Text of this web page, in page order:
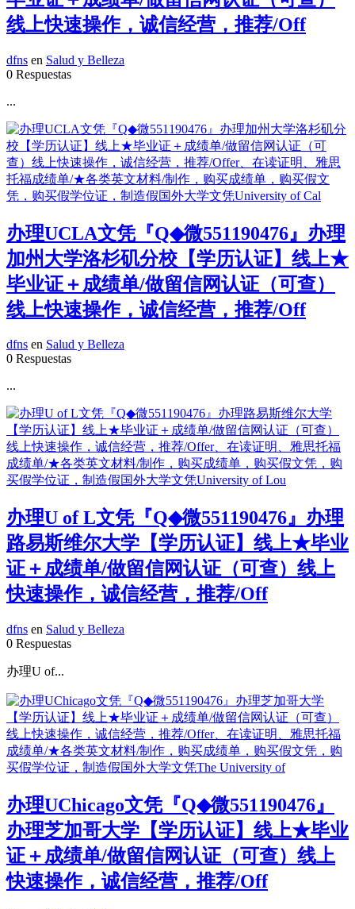
线上快速操作，诚信经营，推荐/Off
dfns en Salud y Belleza
0 Respuestas
...
办理UCLA文凭『Q◆微551190476』办理
加州大学洛杉矶分校【学历认证】线上★
毕业证＋成绩单/做留信网认证（可查）
线上快速操作，诚信经营，推荐/Off
dfns en Salud y Belleza
0 Respuestas
...
办理U of L文凭『Q◆微551190476』办理
路易斯维尔大学【学历认证】线上★毕业
证＋成绩单/做留信网认证（可查）线上
快速操作，诚信经营，推荐/Off
dfns en Salud y Belleza
0 Respuestas
办理U of...
办理UChicago文凭『Q◆微551190476』
办理芝加哥大学【学历认证】线上★毕业
证＋成绩单/做留信网认证（可查）线上
快速操作，诚信经营，推荐/Off